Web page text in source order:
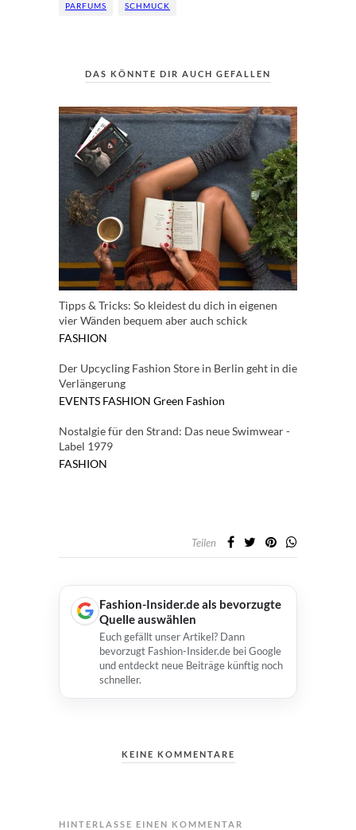
PARFUMS SCHMUCK
DAS KÖNNTE DIR AUCH GEFALLEN
Tipps & Tricks: So kleidest du dich in eigenen
vier Wänden bequem aber auch schick
FASHION
Der Upcycling Fashion Store in Berlin geht in die
Verlängerung
EVENTS FASHION Green Fashion
Nostalgie für den Strand: Das neue Swimwear -
Label 1979
FASHION
Teilen
Fashion-Insider.de als bevorzugte
Quelle auswählen
Euch gefällt unser Artikel? Dann
bevorzugt Fashion-Insider.de bei Google
und entdeckt neue Beiträge künftig noch
schneller.
KEINE KOMMENTARE
HINTERLASSE EINEN KOMMENTAR